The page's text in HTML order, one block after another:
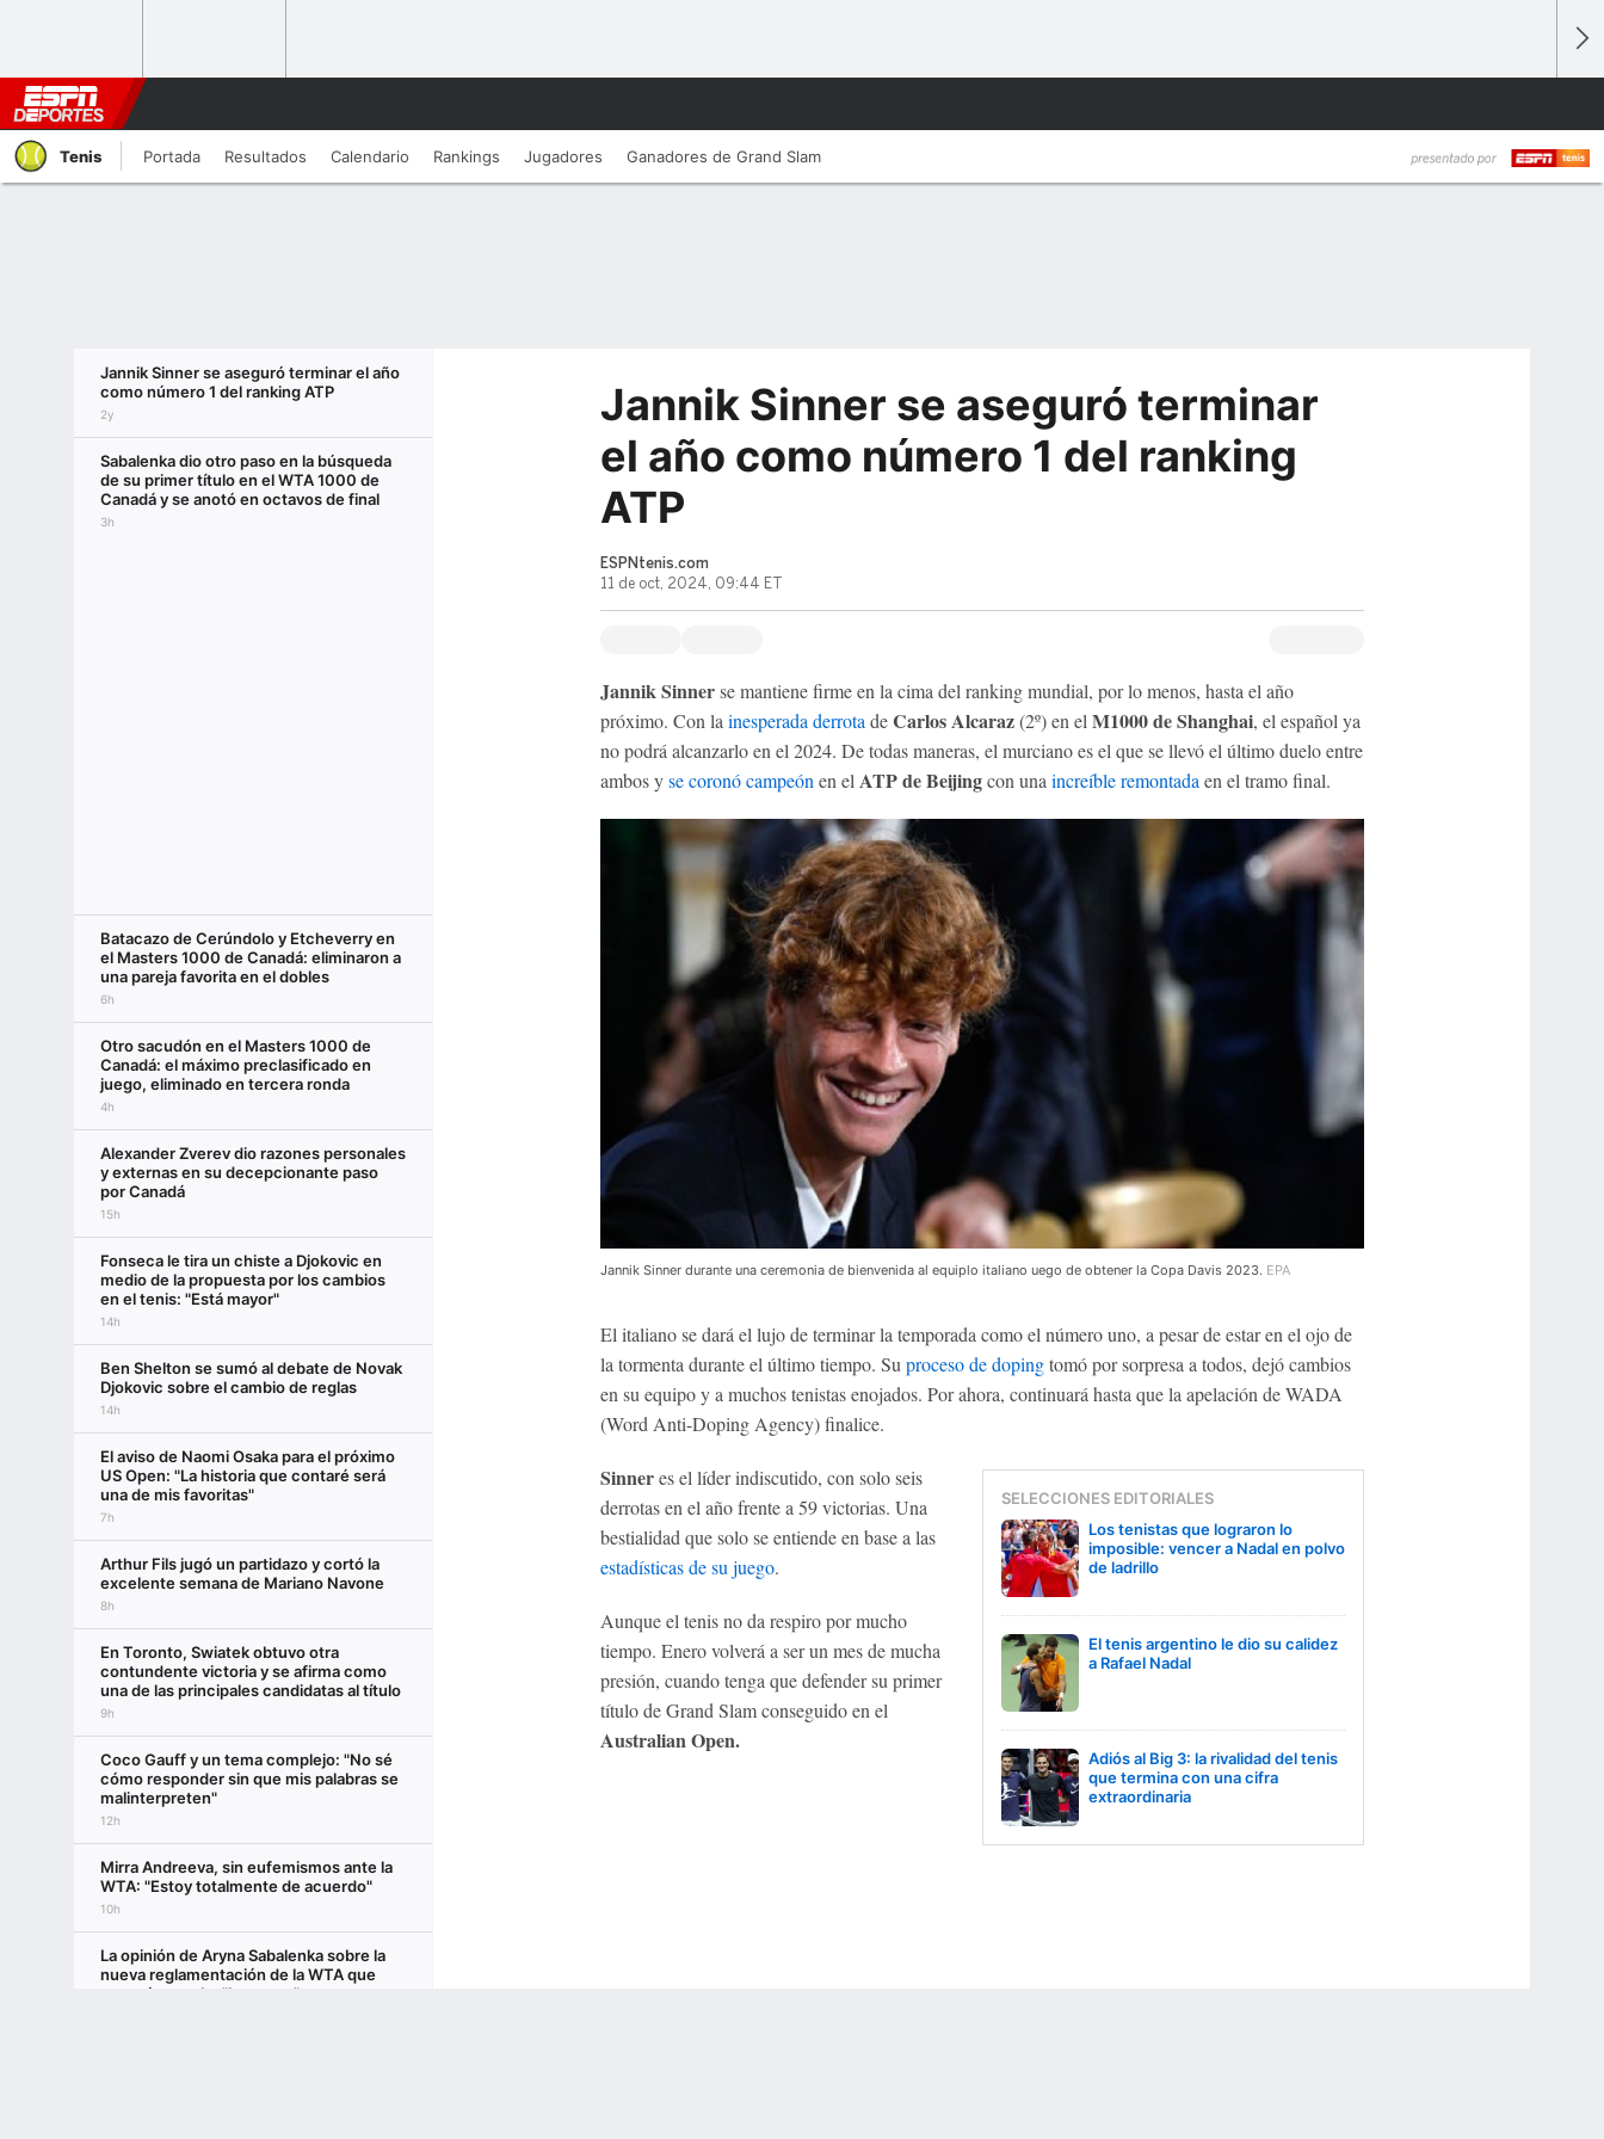
Tenis Portada Resultados Calendario Rankings Jugadores Ganadores de Grand Slam
Jannik Sinner se aseguró terminar el año
como número 1 del ranking ATP
2y
Sabalenka dio otro paso en la búsqueda
de su primer título en el WTA 1000 de
Canadá y se anotó en octavos de final
3h
Batacazo de Cerúndolo y Etcheverry en
el Masters 1000 de Canadá: eliminaron a
una pareja favorita en el dobles
6h
Otro sacudón en el Masters 1000 de
Canadá: el máximo preclasificado en
juego, eliminado en tercera ronda
4h
Alexander Zverev dio razones personales
y externas en su decepcionante paso
por Canadá
15h
Fonseca le tira un chiste a Djokovic en
medio de la propuesta por los cambios
en el tenis: "Está mayor"
14h
Ben Shelton se sumó al debate de Novak
Djokovic sobre el cambio de reglas
14h
El aviso de Naomi Osaka para el próximo
US Open: "La historia que contaré será
una de mis favoritas"
7h
Arthur Fils jugó un partidazo y cortó la
excelente semana de Mariano Navone
8h
En Toronto, Swiatek obtuvo otra
contundente victoria y se afirma como
una de las principales candidatas al título
9h
Coco Gauff y un tema complejo: "No sé
cómo responder sin que mis palabras se
malinterpreten"
12h
Mirra Andreeva, sin eufemismos ante la
WTA: "Estoy totalmente de acuerdo"
10h
La opinión de Aryna Sabalenka sobre la
nueva reglamentación de la WTA que
generó revuelo: "La apoyo"
Jannik Sinner se aseguró terminar
el año como número 1 del ranking
ATP
ESPNtenis.com
11 de oct, 2024, 09:44 ET
Jannik Sinnerse mantiene firme en la cima del ranking mundial, por lo menos, hasta el año
próximo. Con la inesperada derrota deCarlos Alcaraz(2º) en el M1000 de Shanghai, el español ya
no podrá alcanzarlo en el 2024. De todas maneras, el murciano es el que se llevó el último duelo entre
ambos yse coronó campeón en el ATP de Beijingcon una increíble remontada en el tramo final.
Jannik Sinner durante una ceremonia de bienvenida al equiplo italiano uego de obtener la Copa Davis 2023. EPA
El italiano se dará el lujo de terminar la temporada como el número uno, a pesar de estar en el ojo de
la tormenta durante el último tiempo. Suproceso de dopingtomó por sorpresa a todos, dejó cambios
en su equipo y a muchos tenistas enojados. Por ahora, continuará hasta que la apelación de WADA
(Word Anti-Doping Agency) finalice.
SELECCIONES EDITORIALES
Los tenistas que lograron lo
imposible: vencer a Nadal en polvo
de ladrillo
El tenis argentino le dio su calidez
a Rafael Nadal
Adiós al Big 3: la rivalidad del tenis
que termina con una cifra
extraordinaria
Sinneres el líder indiscutido, con solo seis
derrotas en el año frente a 59 victorias. Una
bestialidad que solo se entiende en base a las
estadísticas de su juego.
Aunque el tenis no da respiro por mucho
tiempo. Enero volverá a ser un mes de mucha
presión, cuando tenga que defender su primer
título de Grand Slam conseguido en el
Australian Open.